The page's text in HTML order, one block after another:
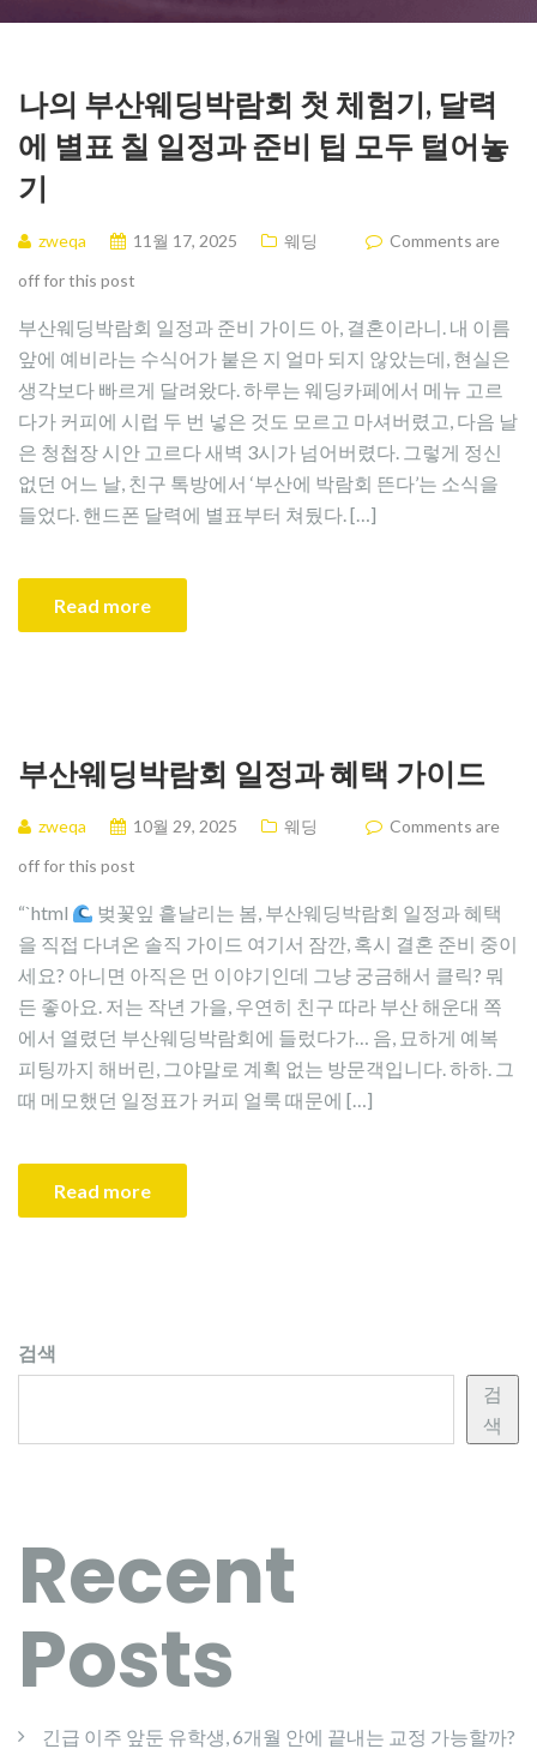
나의 부산웨딩박람회 첫 체험기, 달력
에 별표 칠 일정과 준비 팁 모두 털어놓
기
zweqa 11월 17, 2025 웨딩
Comments are
off for this post
부산웨딩박람회 일정과 준비 가이드 아, 결혼이라니. 내 이름
앞에 예비라는 수식어가 붙은 지 얼마 되지 않았는데, 현실은
생각보다 빠르게 달려왔다. 하루는 웨딩카페에서 메뉴 고르
다가 커피에 시럽 두 번 넣은 것도 모르고 마셔버렸고, 다음 날
은 청첩장 시안 고르다 새벽 3시가 넘어버렸다. 그렇게 정신
없던 어느 날, 친구 톡방에서 ‘부산에 박람회 뜬다’는 소식을
들었다. 핸드폰 달력에 별표부터 쳐뒀다. […]
Read more
부산웨딩박람회 일정과 혜택 가이드
zweqa 10월 29, 2025 웨딩
Comments are
off for this post
“`html
벚꽃잎 흩날리는 봄, 부산웨딩박람회 일정과 혜택
을 직접 다녀온 솔직 가이드 여기서 잠깐, 혹시 결혼 준비 중이
세요? 아니면 아직은 먼 이야기인데 그냥 궁금해서 클릭? 뭐
든 좋아요. 저는 작년 가을, 우연히 친구 따라 부산 해운대 쪽
에서 열렸던 부산웨딩박람회에 들렀다가… 음, 묘하게 예복
피팅까지 해버린, 그야말로 계획 없는 방문객입니다. 하하. 그
때 메모했던 일정표가 커피 얼룩 때문에 […]
Read more
검색
검
색
Recent
Posts
긴급 이주 앞둔 유학생, 6개월 안에 끝내는 교정 가능할까?